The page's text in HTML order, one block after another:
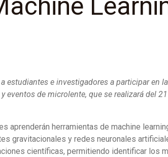
estudiantes e investigadores a participar en
eventos de microlente, que se realizará del
aprenderán herramientas de machine
gravitacionales y redes neuronales
científicas, permitiendo identificar los